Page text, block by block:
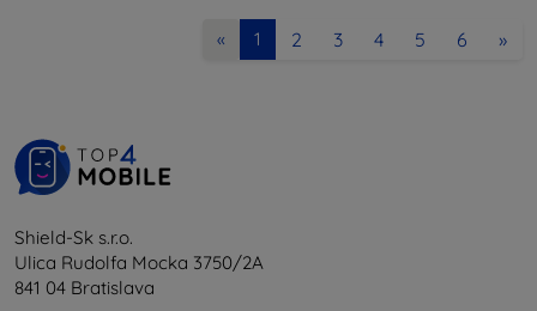
« 1 2 3 4 5 6 »
Shield-Sk s.r.o.
Ulica Rudolfa Mocka 3750/2A
841 04 Bratislava